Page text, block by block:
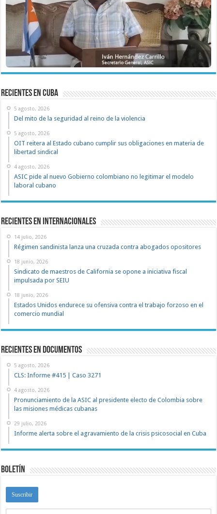
recientes en cuba
5 agosto, 2026
Del mito de la seguridad al reino de la violencia
5 agosto, 2026
OIT reitera al Estado cubano cumplir sus obligaciones en materia de
libertad sindical
4 agosto, 2026
ASIC pide al nuevo Gobierno colombiano no legitimar el modelo
laboral cubano
Recientes en Internacionales
14 julio, 2026
Régimen sandinista lanza una cruzada contra abogados opositores
18 junio, 2026
Sindicato de maestros de California se opone a iniciativa fiscal
impulsada por SEIU
18 junio, 2026
Estados Unidos endurece su ofensiva contra el trabajo forzoso en el
comercio mundial
recientes en documentos
5 agosto, 2026
CLS: Informe #415 | Caso 3271
4 agosto, 2026
Pronunciamiento de la ASIC al presidente electo de Colombia sobre
las misiones médicas cubanas
29 julio, 2026
Informe alerta sobre el agravamiento de la crisis psicosocial en Cuba
Boletín